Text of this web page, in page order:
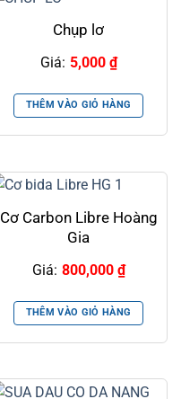
Chụp lơ
Giá: 5,000 ₫
THÊM VÀO GIỎ HÀNG
Cơ Carbon Libre Hoàng
Gia
Giá: 800,000 ₫
THÊM VÀO GIỎ HÀNG